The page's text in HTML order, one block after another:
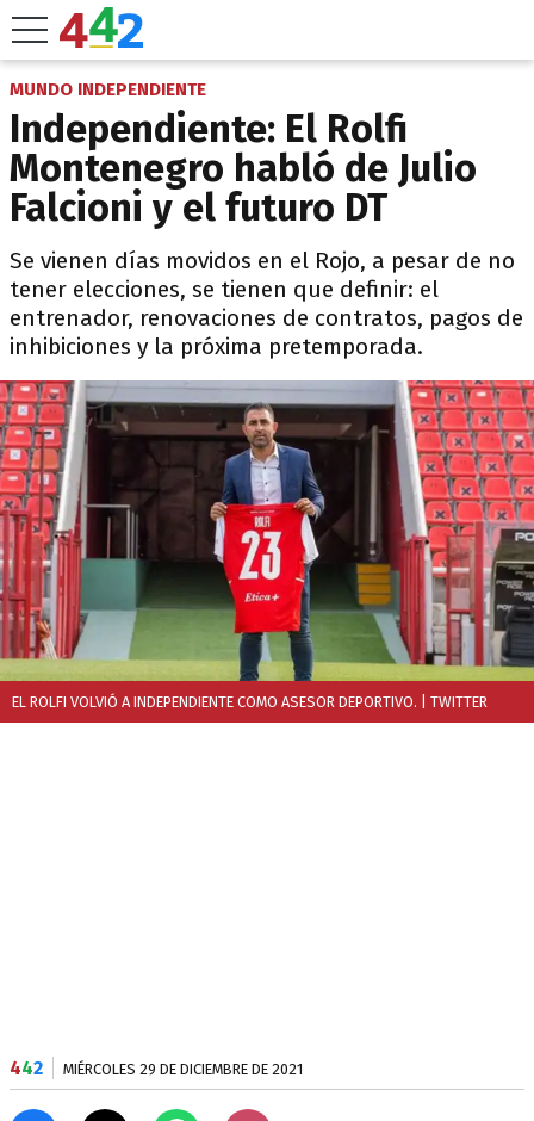
MUNDO INDEPENDIENTE
Independiente: El Rolfi
Montenegro habló de Julio
Falcioni y el futuro DT
Se vienen días movidos en el Rojo, a pesar de no
tener elecciones, se tienen que definir: el
entrenador, renovaciones de contratos, pagos de
inhibiciones y la próxima pretemporada.
EL ROLFI VOLVIÓ A INDEPENDIENTE COMO ASESOR DEPORTIVO. | TWITTER
442 MIÉRCOLES 29 DE DICIEMBRE DE 2021